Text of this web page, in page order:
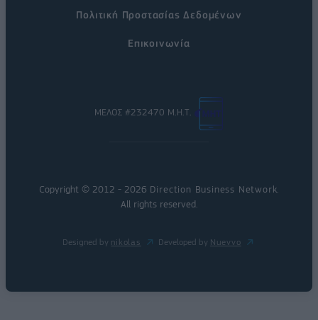
Πολιτική Προστασίας Δεδομένων
Επικοινωνία
ΜΕΛΟΣ #232470 Μ.Η.Τ.
Copyright © 2012 - 2026 Direction Business Network
All rights reserved.
Designed by nikolas Developed by Nuevvo